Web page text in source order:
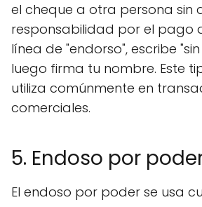
el cheque a otra persona sin
responsabilidad por el pago
línea de "endorso", escribe
luego firma tu nombre. Este
utiliza comúnmente en
comerciales.
5. Endoso por
El endoso por poder se usa